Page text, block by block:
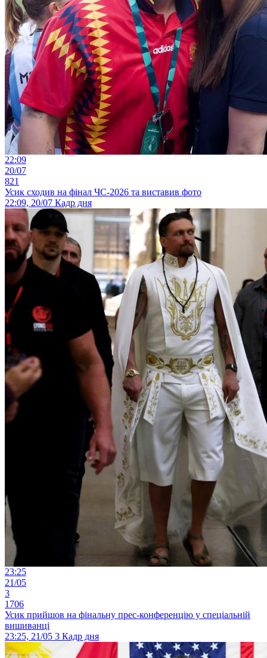
22:09
20/07
821
Усик сходив на фінал ЧС-2026 та виставив фото
22:09, 20/07 Кадр дня
23:25
21/05
3
1706
Усик прийшов на фінальну прес-конференцію у спеціальній
вишиванці
23:25, 21/05 3 Кадр дня